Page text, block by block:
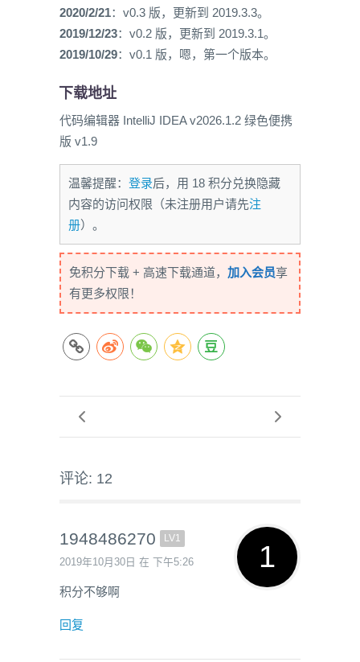
2020/2/21：v0.3 版，更新到 2019.3.3。
2019/12/23：v0.2 版，更新到 2019.3.1。
2019/10/29：v0.1 版，嗯，第一个版本。
下载地址
代码编辑器 IntelliJ IDEA v2026.1.2 绿色便携
版 v1.9
温馨提醒： 登录后，用 18 积分兑换隐藏
内容的访问权限（未注册用户请先注
册）。
免积分下载 + 高速下载通道， 加入会员享
有更多权限！
评论: 12
1948486270 LV1
2019年10月30日 在 下午5:26
积分不够啊
回复